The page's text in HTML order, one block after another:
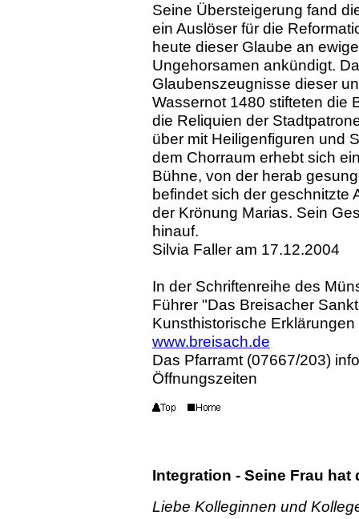
Seine Übersteigerung fand
ein Auslöser für die
heute dieser Glaube an
Ungehorsamen ankündigt.
Glaubenszeugnisse dieser
Wassernot 1480 stifteten die
die Reliquien der
über mit Heiligenfiguren und
dem Chorraum erhebt sich
Bühne, von der herab
befindet sich der geschnitzte
der Krönung Marias. Sein
hinauf.
Silvia Faller am 17.12.2004
In der Schriftenreihe des
Führer "Das Breisacher
Kunsthistorische
www.breisach.de
Das Pfarramt (07667/203)
Öffnungszeiten
Integration - Seine Frau hat
Liebe Kolleginnen und